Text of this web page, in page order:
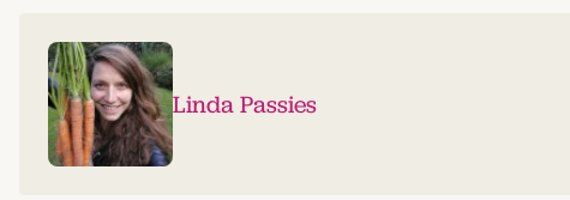
Linda Passies